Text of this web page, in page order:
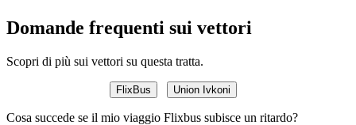
Domande frequenti sui vettori
Scopri di più sui vettori su questa tratta.
FlixBus Union Ivkoni
Cosa succede se il mio viaggio Flixbus subisce un ritardo?